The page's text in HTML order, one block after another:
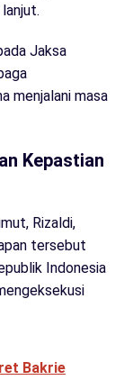
Jaksa
menjalani masa
Kepastian
Rizaldi,
tersebut
Indonesia
Bakrie